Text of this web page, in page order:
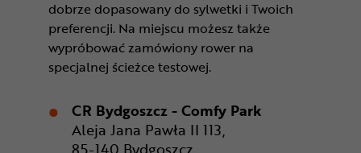
dobrze dopasowany do sylwetki i Twoich
preferencji. Na miejscu możesz także
wypróbować zamówiony rower na
specjalnej ścieżce testowej.
CR Bydgoszcz - Comfy Park
Aleja Jana Pawła II 113,